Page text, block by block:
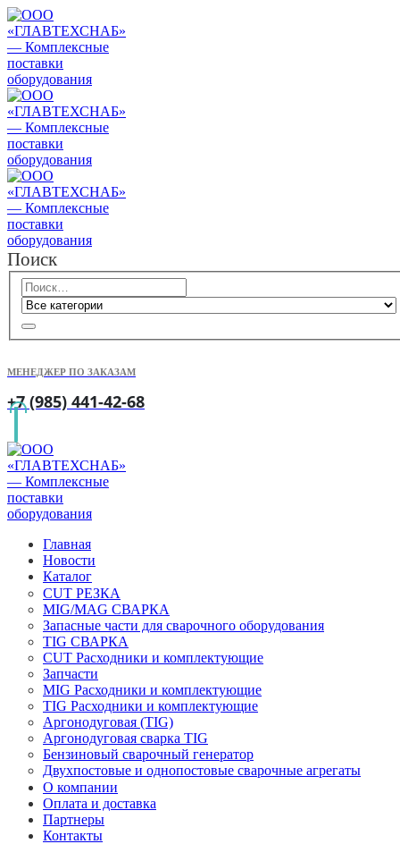
Поиск
МЕНЕДЖЕР ПО ЗАКАЗАМ
+7 (985) 441-42-68
Главная
Новости
Каталог
CUT РЕЗКА
MIG/MAG СВАРКА
Запасные части для сварочного оборудования
TIG СВАРКА
CUT Расходники и комплектующие
Запчасти
MIG Расходники и комплектующие
TIG Расходники и комплектующие
Аргонодуговая (TIG)
Аргонодуговая сварка TIG
Бензиновый сварочный генератор
Двухпостовые и однопостовые сварочные агрегаты
О компании
Оплата и доставка
Партнеры
Контакты